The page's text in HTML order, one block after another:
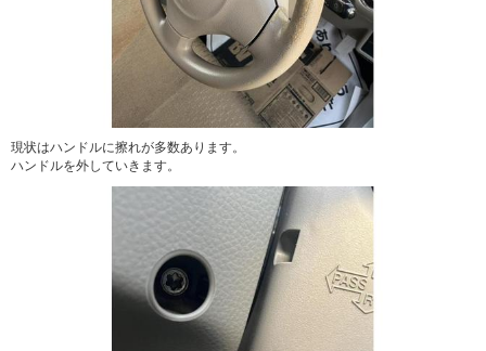
現状はハンドルに擦れが多数あります。
ハンドルを外していきます。